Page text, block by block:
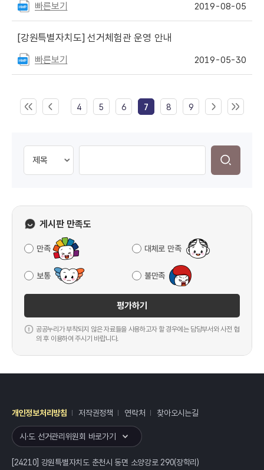
빠른보기 2019-08-05
[강원특별자치도] 선거체험관 운영 안내
빠른보기 2019-05-30
4 5 6 7 8 9
게시판 만족도
만족 대체로 만족
보통 불만족
평가하기
공공누리가 부착되지 않은 자료들을 사용하고자 할 경우에는 담당부서와 사전 협
의 후 이용하여 주시기 바랍니다.
개인정보처리방침 저작권정책 연락처 찾아오시는길
시·도 선거관리위원회 바로가기
[24210] 강원특별자치도 춘천시 동면 소양강로 290(장학리)